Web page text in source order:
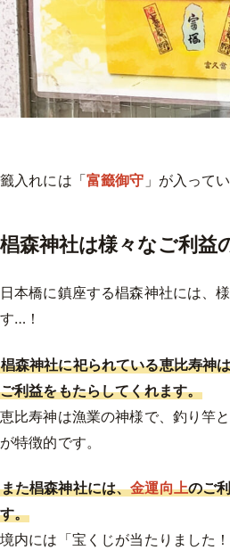
籤入れには「富籤御守 」が入って
椙森神社は様々なご利益
日本橋に鎮座する椙森神社には、
す…！
椙森神社に祀られている恵比寿神
ご利益をもたらしてくれます。
恵比寿神は漁業の神様で、釣り竿
が特徴的です。
また椙森神社には、金運向上のご
す。
境内には「宝くじが当たりました